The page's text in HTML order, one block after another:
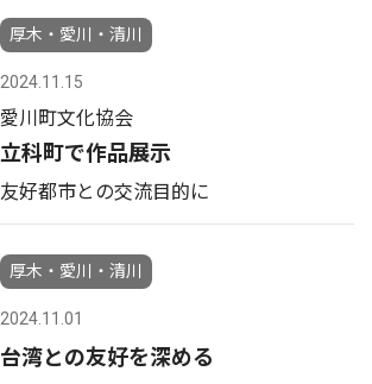
厚木・愛川・清川
2024.11.15
愛川町文化協会
立科町で作品展示
友好都市との交流目的に
厚木・愛川・清川
2024.11.01
台湾との友好を深める